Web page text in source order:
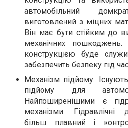
автомобільний
виготовлений з міцних
Він має бути стійким до
механічних
конструкцією буде
забезпечить безпеку під
Механізм підйому:
підйому для
Найпоширенішими є
механізми.
Гідравлічні
більш плавний і